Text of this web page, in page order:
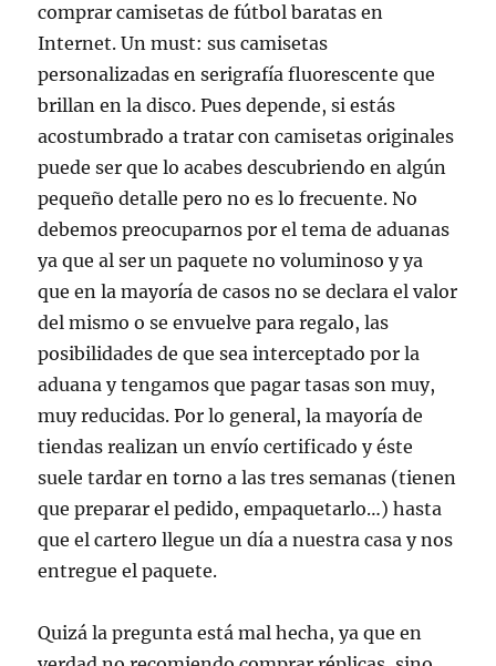
comprar camisetas de fútbol baratas en
Internet. Un must: sus camisetas
personalizadas en serigrafía fluorescente que
brillan en la disco. Pues depende, si estás
acostumbrado a tratar con camisetas originales
puede ser que lo acabes descubriendo en algún
pequeño detalle pero no es lo frecuente. No
debemos preocuparnos por el tema de aduanas
ya que al ser un paquete no voluminoso y ya
que en la mayoría de casos no se declara el valor
del mismo o se envuelve para regalo, las
posibilidades de que sea interceptado por la
aduana y tengamos que pagar tasas son muy,
muy reducidas. Por lo general, la mayoría de
tiendas realizan un envío certificado y éste
suele tardar en torno a las tres semanas (tienen
que preparar el pedido, empaquetarlo…) hasta
que el cartero llegue un día a nuestra casa y nos
entregue el paquete.
Quizá la pregunta está mal hecha, ya que en